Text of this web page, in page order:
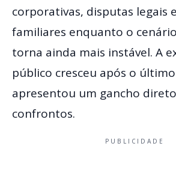
corporativas, disputas legais
familiares enquanto o
torna ainda mais instável. A
público cresceu após o
apresentou um gancho
confrontos.
PUBLICIDADE